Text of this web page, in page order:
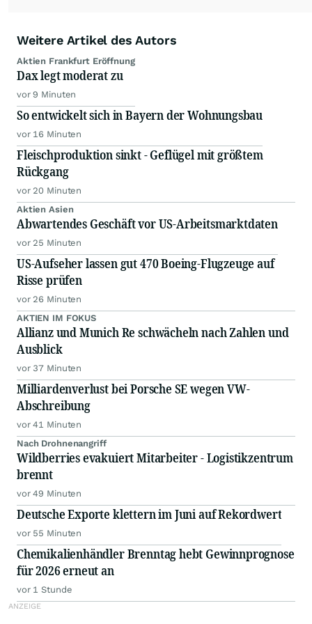
Weitere Artikel des Autors
Aktien Frankfurt Eröffnung
Dax legt moderat zu
vor 9 Minuten
So entwickelt sich in Bayern der Wohnungsbau
vor 16 Minuten
Fleischproduktion sinkt - Geflügel mit größtem
Rückgang
vor 20 Minuten
Aktien Asien
Abwartendes Geschäft vor US-Arbeitsmarktdaten
vor 25 Minuten
US-Aufseher lassen gut 470 Boeing-Flugzeuge auf
Risse prüfen
vor 26 Minuten
AKTIEN IM FOKUS
Allianz und Munich Re schwächeln nach Zahlen und
Ausblick
vor 37 Minuten
Milliardenverlust bei Porsche SE wegen VW-
Abschreibung
vor 41 Minuten
Nach Drohnenangriff
Wildberries evakuiert Mitarbeiter - Logistikzentrum
brennt
vor 49 Minuten
Deutsche Exporte klettern im Juni auf Rekordwert
vor 55 Minuten
Chemikalienhändler Brenntag hebt Gewinnprognose
für 2026 erneut an
vor 1 Stunde